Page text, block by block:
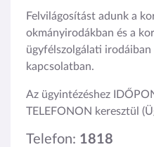
Felvilágosítást adunk a
okmányirodákban és a
ügyfélszolgálati irodáiban
kapcsolatban.
Az ügyintézéshez
TELEFONON keresztül
Telefon: 1818